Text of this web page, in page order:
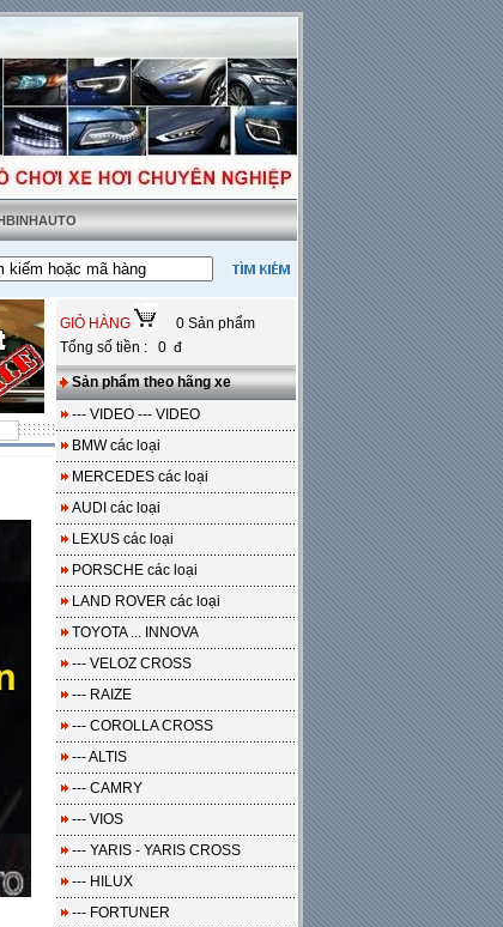
100% công lắp đặt
GIỎ HÀNG
0 Sản phẩm
Tổng số tiền : 0 đ
Sản phẩm theo hãng xe
--- VIDEO --- VIDEO
BMW các loại
MERCEDES các loại
AUDI các loại
LEXUS các loại
PORSCHE các loại
LAND ROVER các loại
TOYOTA ... INNOVA
--- VELOZ CROSS
--- RAIZE
--- COROLLA CROSS
--- ALTIS
--- CAMRY
--- VIOS
--- YARIS - YARIS CROSS
--- HILUX
--- FORTUNER